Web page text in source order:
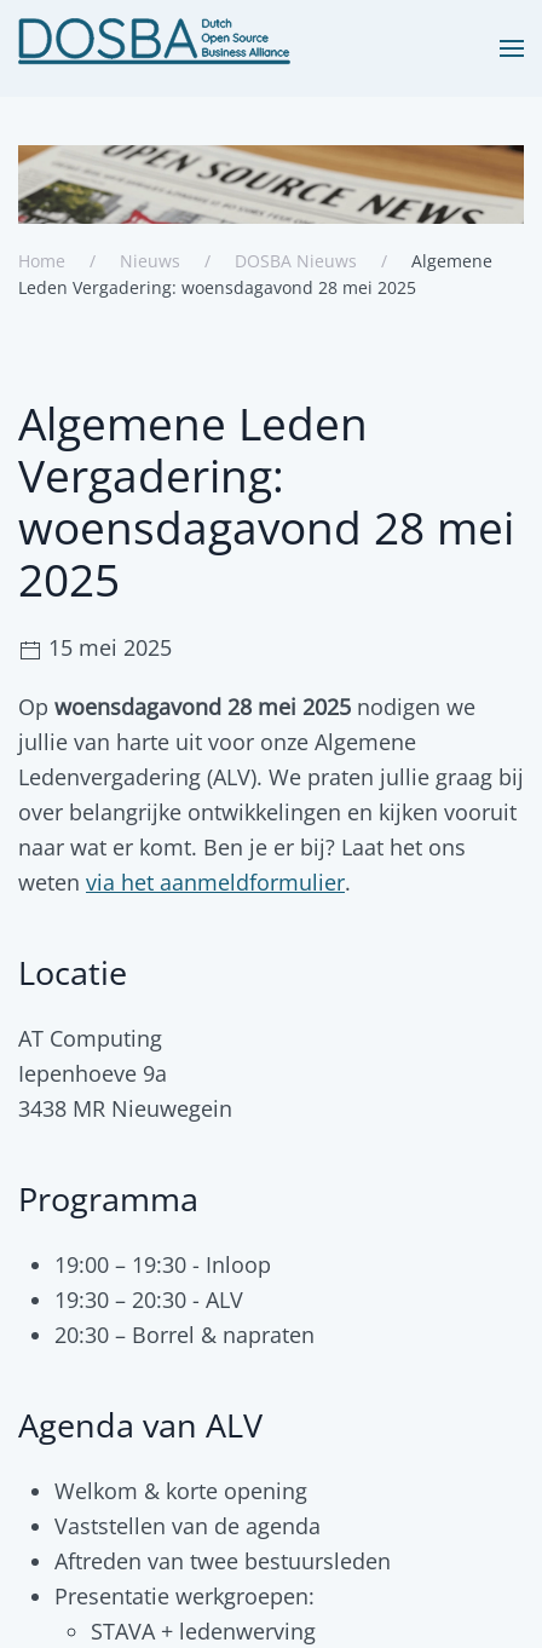
Terug naar hoofdinhoud
Home Nieuws DOSBA Nieuws
Algemene
Leden Vergadering: woensdagavond 28 mei 2025
Algemene Leden
Vergadering:
woensdagavond 28 mei
2025
15 mei 2025
Op woensdagavond 28 mei 2025 nodigen we
jullie van harte uit voor onze Algemene
Ledenvergadering (ALV). We praten jullie graag bij
over belangrijke ontwikkelingen en kijken vooruit
naar wat er komt. Ben je er bij? Laat het ons
weten via het aanmeldformulier.
Locatie
AT Computing
Iepenhoeve 9a
3438 MR Nieuwegein
Programma
19:00 – 19:30 - Inloop
19:30 – 20:30 - ALV
20:30 – Borrel & napraten
Agenda van ALV
Welkom & korte opening
Vaststellen van de agenda
Aftreden van twee bestuursleden
Presentatie werkgroepen:
STAVA + ledenwerving